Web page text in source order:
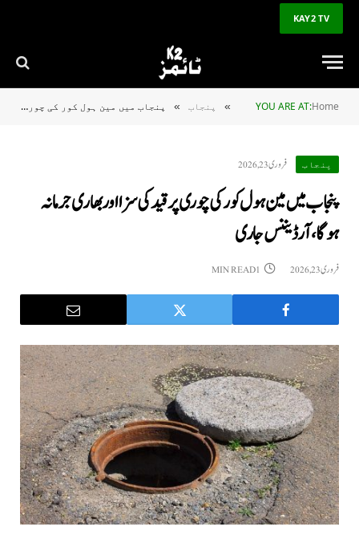
KAY2 TV
YOU ARE AT:Home
» پنجاب » پنجاب میں مین ہول کور کی چوری پر قید کی سزا اور بھاری جرمانہ ہوگا، آرڈیننس جاری
پنجاب فروری 23, 2026
پنجاب میں مین ہول کور کی چوری پر قید کی سزا اور بھاری جرمانہ
ہوگا، آرڈیننس جاری
فروری 23, 2026 1 MIN READ